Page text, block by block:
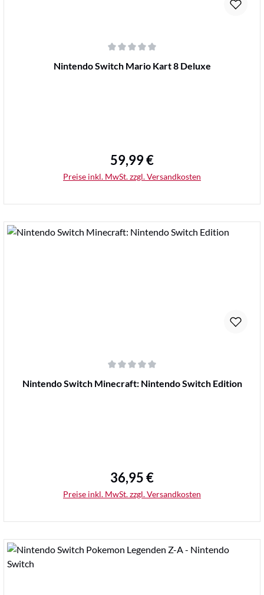
Durchschnittliche Bewertung von 0 von 5 Sternen
Nintendo Switch Mario Kart 8 Deluxe
Regulärer Preis:
59,99 €
Preise inkl. MwSt. zzgl. Versandkosten
Durchschnittliche Bewertung von 0 von 5 Sternen
Nintendo Switch Minecraft: Nintendo Switch Edition
Regulärer Preis:
36,95 €
Preise inkl. MwSt. zzgl. Versandkosten